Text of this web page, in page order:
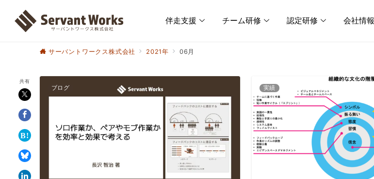
伴走支援 チーム研修 認定研修 会社情報
サーバントワークス株式会社 2021年 06月
共有
ブログ 実績